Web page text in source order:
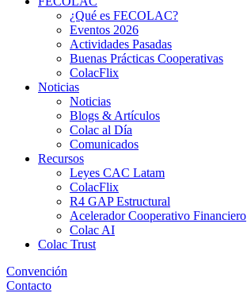
¿Qué es FECOLAC?
Eventos 2026
Actividades Pasadas
Buenas Prácticas Cooperativas
ColacFlix
Noticias
Noticias
Blogs & Artículos
Colac al Día
Comunicados
Recursos
Leyes CAC Latam
ColacFlix
R4 GAP Estructural
Acelerador Cooperativo Financiero
Colac AI
Colac Trust
Convención
Contacto